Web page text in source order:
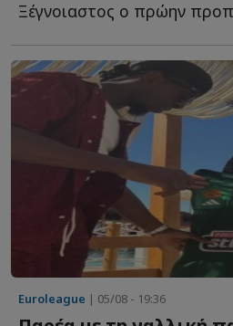
Euroleague | 05/08 - 19:36